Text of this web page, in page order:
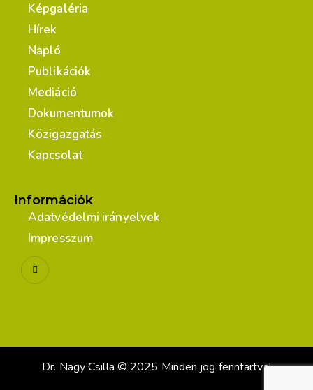
Képgaléria
Hírek
Napló
Publikációk
Mediáció
Dokumentumok
Közigazgatás
Kapcsolat
Információk
Adatvédelmi irányelvek
Impresszum
Dr. Nagy Csilla © 2025 Minden jog fenntartva!